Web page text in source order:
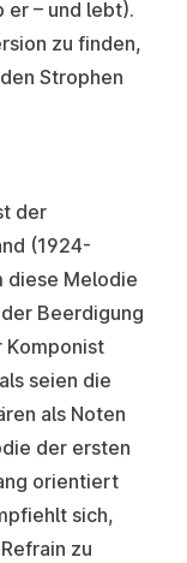
er – und lebt).
zu finden,
Strophen
der
(1924-
diese Melodie
Beerdigung
Komponist
seien die
als Noten
der ersten
orientiert
sich,
zu